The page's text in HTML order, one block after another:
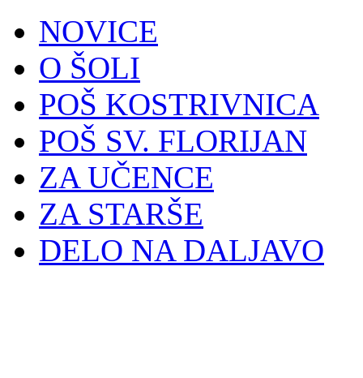
NOVICE
O ŠOLI
POŠ KOSTRIVNICA
POŠ SV. FLORIJAN
ZA UČENCE
ZA STARŠE
DELO NA DALJAVO